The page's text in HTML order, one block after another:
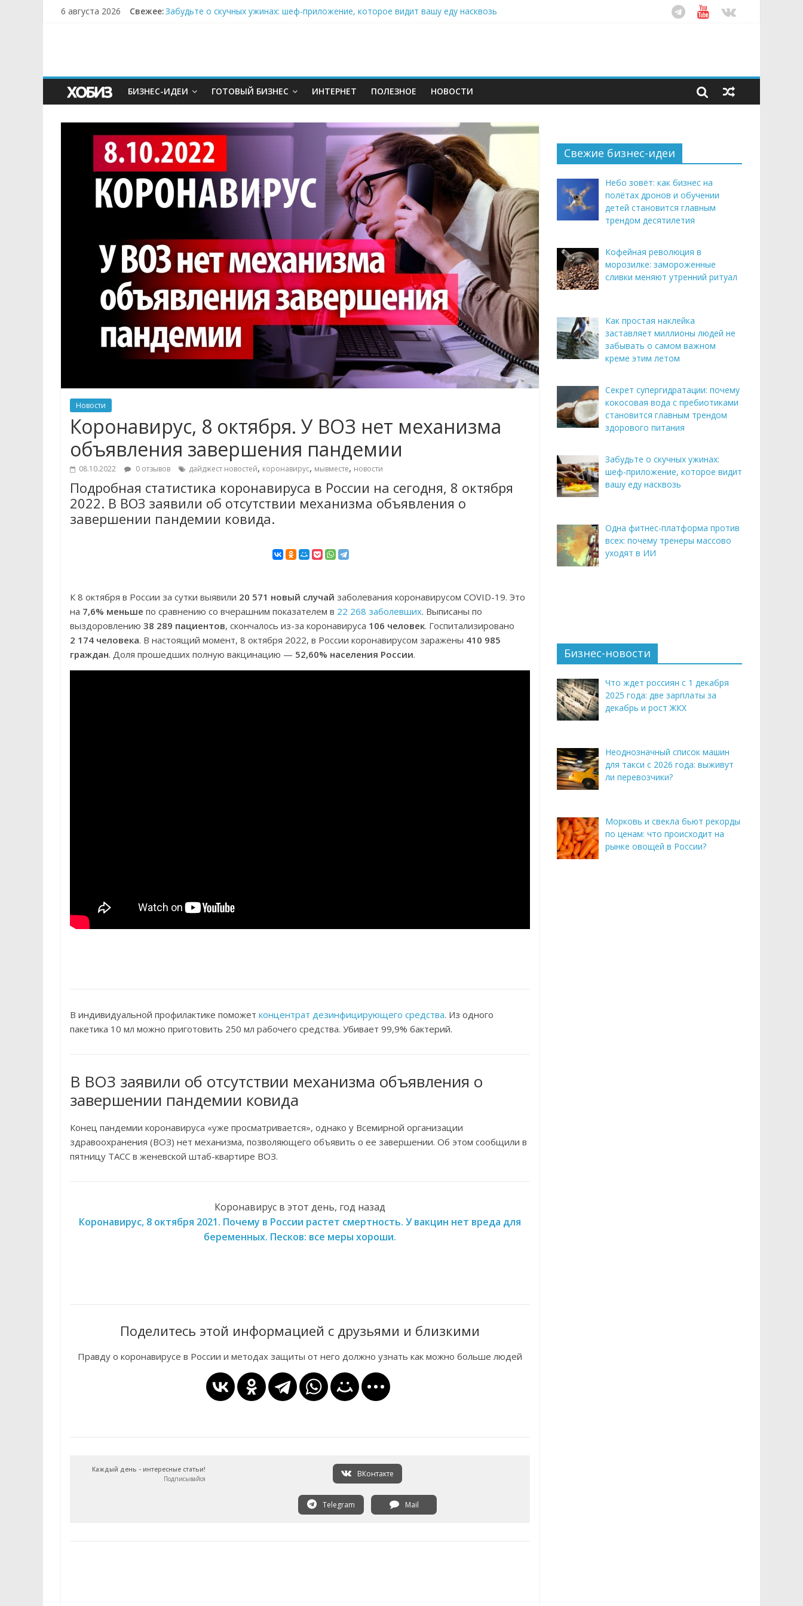
6 августа 2026 Свежее:Забудьте о скучных ужинах: шеф-приложение, которое видит вашу еду насквозь
БИЗНЕС-ИДЕИ ГОТОВЫЙ БИЗНЕС ИНТЕРНЕТ ПОЛЕЗНОЕ НОВОСТИ
Новости
Коронавирус, 8 октября. У ВОЗ нет механизма
объявления завершения пандемии
08.10.2022 0 отзывов дайджест новостей, коронавирус, мывместе, новости
Подробная статистика коронавируса в России на сегодня, 8 октября
2022. В ВОЗ заявили об отсутствии механизма объявления о
завершении пандемии ковида.
К 8 октября в России за сутки выявили 20 571 новый случай заболевания коронавирусом COVID-19. Это
на 7,6% меньше по сравнению со вчерашним показателем в 22 268 заболевших. Выписаны по
выздоровлению 38 289 пациентов, скончалось из-за коронавируса 106 человек. Госпитализировано
2 174 человека. В настоящий момент, 8 октября 2022, в России коронавирусом заражены 410 985
граждан. Доля прошедших полную вакцинацию — 52,60% населения России.
В индивидуальной профилактике поможет концентрат дезинфицирующего средства. Из одного
пакетика 10 мл можно приготовить 250 мл рабочего средства. Убивает 99,9% бактерий.
В ВОЗ заявили об отсутствии механизма объявления о
завершении пандемии ковида
Конец пандемии коронавируса «уже просматривается», однако у Всемирной организации
здравоохранения (ВОЗ) нет механизма, позволяющего объявить о ее завершении. Об этом сообщили в
пятницу ТАСС в женевской штаб-квартире ВОЗ.
Коронавирус в этот день, год назад
Коронавирус, 8 октября 2021. Почему в России растет смертность. У вакцин нет вреда для
беременных. Песков: все меры хороши.
Поделитесь этой информацией с друзьями и близкими
Правду о коронавирусе в России и методах защиты от него должно узнать как можно больше людей
Каждый день - интересные статьи!
Подписывайся
ВКонтакте
Telegram Mail
Свежие бизнес-идеи
Небо зовёт: как бизнес на
полётах дронов и обучении
детей становится главным
трендом десятилетия
Кофейная революция в
морозилке: замороженные
сливки меняют утренний ритуал
Как простая наклейка
заставляет миллионы людей не
забывать о самом важном
креме этим летом
Секрет супергидратации: почему
кокосовая вода с пребиотиками
становится главным трендом
здорового питания
Забудьте о скучных ужинах:
шеф-приложение, которое видит
вашу еду насквозь
Одна фитнес-платформа против
всех: почему тренеры массово
уходят в ИИ
Бизнес-новости
Что ждет россиян с 1 декабря
2025 года: две зарплаты за
декабрь и рост ЖКХ
Неоднозначный список машин
для такси с 2026 года: выживут
ли перевозчики?
Морковь и свекла бьют рекорды
по ценам: что происходит на
рынке овощей в России?